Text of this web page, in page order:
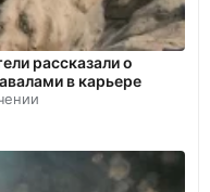
рассказали о
в карьере